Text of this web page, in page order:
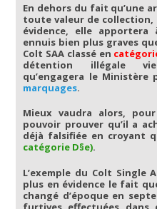
En dehors du fait qu’une
toute valeur de
évidence, elle apportera
ennuis bien plus graves
Colt SAA classé en
détention illégale
qu’engagera le Ministère
marquages.
Mieux vaudra alors,
pouvoir prouver qu’il a
déjà falsifiée en croyant
catégorie D§e).
L’exemple du Colt
plus en évidence le fait
changé d’époque en